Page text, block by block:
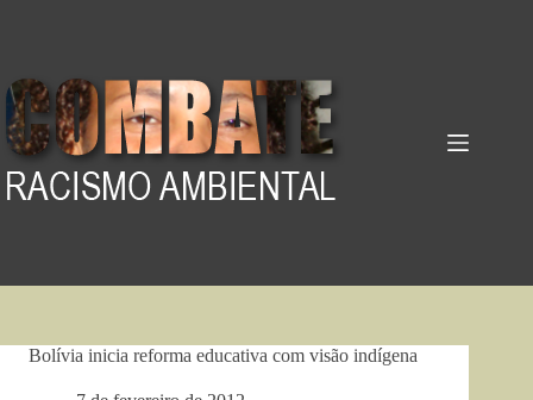
Bolívia inicia reforma educativa com visão indígena